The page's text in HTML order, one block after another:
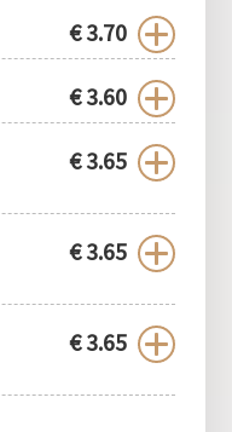
€3.70
€3.60
€3.65
€3.65
€3.65